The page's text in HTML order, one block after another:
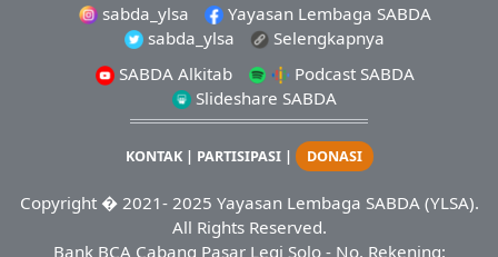
sabda_ylsa
Yayasan Lembaga SABDA
sabda_ylsa
Selengkapnya
SABDA Alkitab
Podcast SABDA
Slideshare SABDA
KONTAK| PARTISIPASI| DONASI
Copyright� 2021- 2025 Yayasan Lembaga SABDA (YLSA).
All Rights Reserved.
Bank BCA Cabang Pasar Legi Solo - No. Rekening: